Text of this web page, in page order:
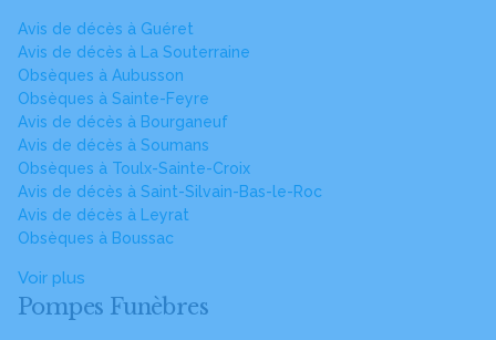
Avis de décès à Guéret
Avis de décès à La Souterraine
Obsèques à Aubusson
Obsèques à Sainte-Feyre
Avis de décès à Bourganeuf
Avis de décès à Soumans
Obsèques à Toulx-Sainte-Croix
Avis de décès à Saint-Silvain-Bas-le-Roc
Avis de décès à Leyrat
Obsèques à Boussac
Voir plus
Pompes Funèbres